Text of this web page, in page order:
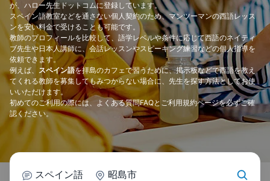
が、ハロー先生ドットコムに登録しています。
スペイン語教室などを通さない個人契約のため、マンツーマンの西語レッス
ンを安い料金で受けることも可能です。
教師のプロフィールを比較して、語学レベルや条件に応じて西語のネイティ
ブ先生や日本人講師に、会話レッスンやスピーキング練習などの個人指導を
依頼できます。
例えば、 スペイン語を拝島のカフェで習うために、掲示板などで西語を教え
てくれる教師を募集してもみつからない場合に、先生を探す方法としてお使
いいただけます。
初めてのご利用の際には、 よくある質問FAQと ご利用規約ページを必ずご確
認ください。
スペイン語 昭島市